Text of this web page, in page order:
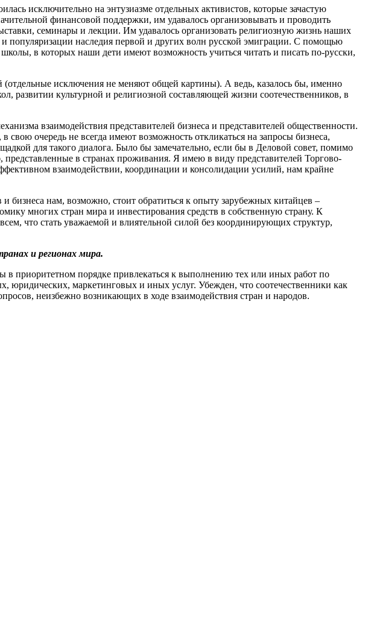
исключительно на энтузиазме отдельных активистов, которые зачастую
финансовой поддержки, им удавалось организовывать и проводить
семинары и лекции. Им удавалось организовать религиозную жизнь наших
и популяризации наследия первой и других волн русской эмиграции. С помощью
в которых наши дети имеют возможность учиться читать и писать по-русски,
исключения не меняют общей картины). А ведь, казалось бы, именно
развитии культурной и религиозной составляющей жизни соотечественников, в
взаимодействия представителей бизнеса и представителей общественности.
очередь не всегда имеют возможность откликаться на запросы бизнеса,
для такого диалога. Было бы замечательно, если бы в Деловой совет, помимо
в странах проживания. Я имею в виду представителей Торгово-
взаимодействии, координации и консолидации усилий, нам крайне
бизнеса нам, возможно, стоит обратиться к опыту зарубежных китайцев –
многих стран мира и инвестирования средств в собственную страну. К
что стать уважаемой и влиятельной силой без координирующих структур,
и регионах мира.
приоритетном порядке привлекаться к выполнению тех или иных работ по
юридических, маркетинговых и иных услуг. Убежден, что соотечественники как
неизбежно возникающих в ходе взаимодействия стран и народов.